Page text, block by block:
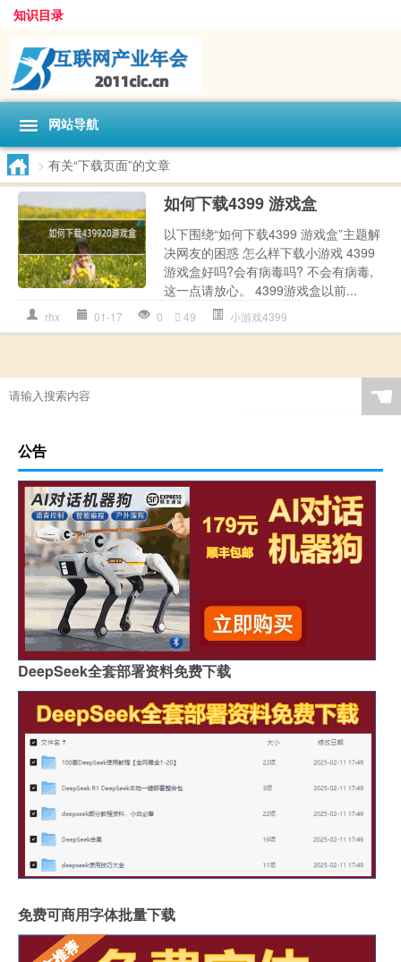
知识目录
网站导航
> 有关“下载页面”的文章
如何下载4399 游戏盒
以下围绕“如何下载4399 游戏盒”主题解
决网友的困惑 怎么样下载小游戏 4399
游戏盒好吗?会有病毒吗? 不会有病毒,
这一点请放心。 4399游戏盒以前...
rhx 01-17 0 49 小游戏4399
☚
公告
DeepSeek全套部署资料免费下载
免费可商用字体批量下载